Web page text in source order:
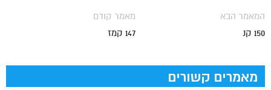
מאמר קודם
147 קמז
המאמר הבא
150 קנ
מאמרים קשורים